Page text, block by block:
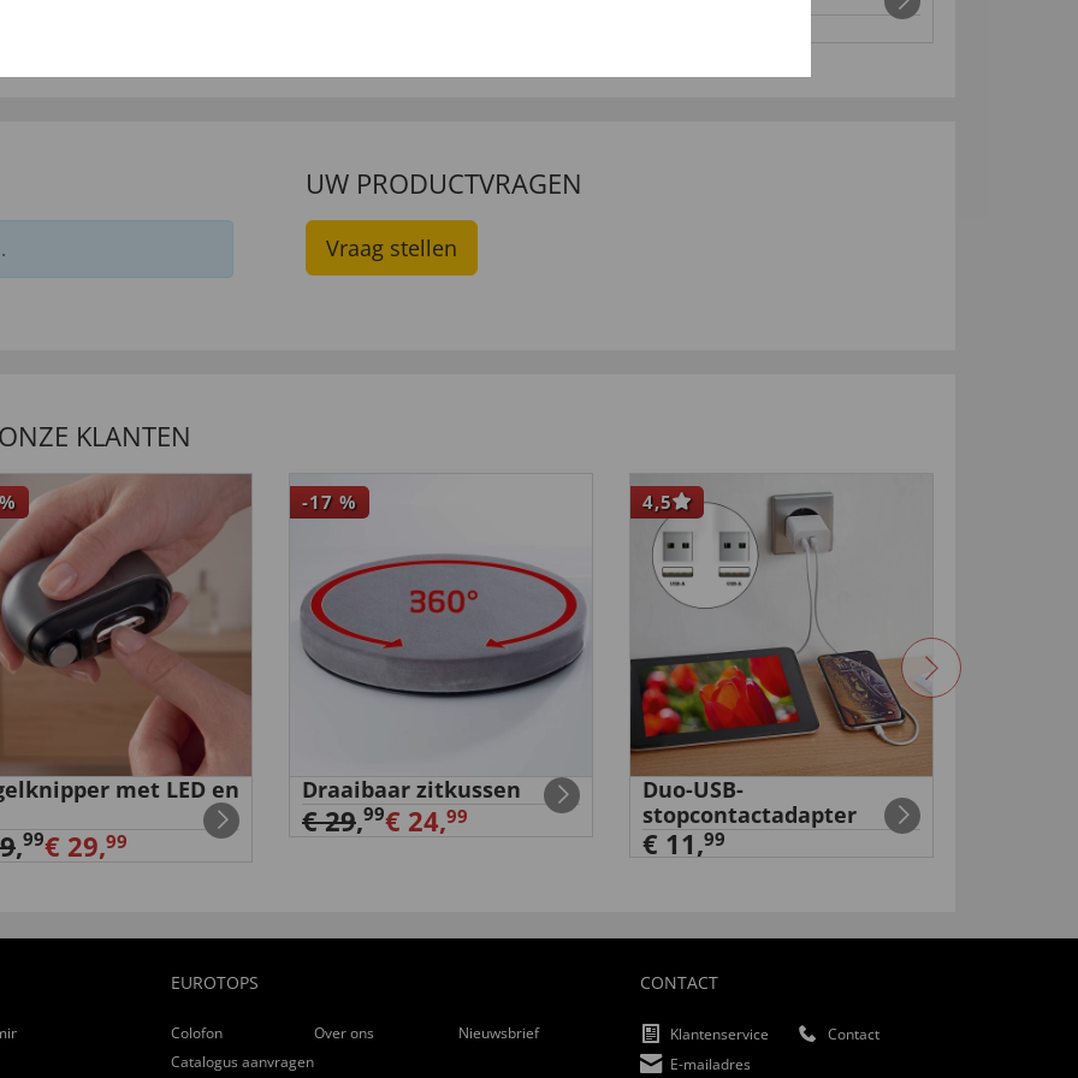
UW PRODUCTVRAGEN
Vraag stellen
KLANTEN
%
met LED en
,99€ 29,99
-17 %
Draaibaar zitkussen
€ 29,99€ 24,99
4,5
Duo-USB-
stopcontactadapter
€ 11,99
EUROTOPS
Colofon Over ons
Nieuwsbrief
Catalogus aanvragen
CONTACT
Klantenservice
Contact
E-mailadres